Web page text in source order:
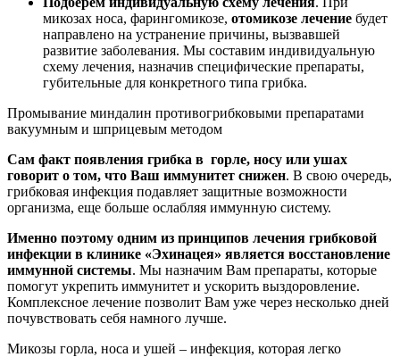
микозах носа, фарингомикозе, отомикозе лечение будет
направлено на устранение причины, вызвавшей
развитие заболевания. Мы составим индивидуальную
схему лечения, назначив специфические препараты,
губительные для конкретного типа грибка.
Промывание миндалин противогрибковыми препаратами
вакуумным и шприцевым методом
Сам факт появления грибка в горле, носу или ушах
говорит о том, что Ваш иммунитет снижен. В свою очередь,
грибковая инфекция подавляет защитные возможности
организма, еще больше ослабляя иммунную систему.
Именно поэтому одним из принципов лечения грибковой
инфекции в клинике «Эхинацея» является восстановление
иммунной системы. Мы назначим Вам препараты, которые
помогут укрепить иммунитет и ускорить выздоровление.
Комплексное лечение позволит Вам уже через несколько дней
почувствовать себя намного лучше.
Микозы горла, носа и ушей – инфекция, которая легко